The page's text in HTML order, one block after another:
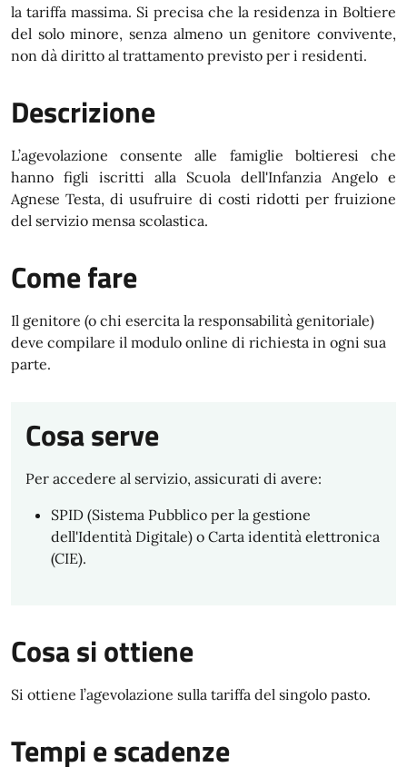
la tariffa massima. Si precisa che la residenza in Boltiere
del solo minore, senza almeno un genitore convivente,
non dà diritto al trattamento previsto per i residenti.
Descrizione
L’agevolazione consente alle famiglie boltieresi che
hanno figli iscritti alla Scuola dell'Infanzia Angelo e
Agnese Testa, di usufruire di costi ridotti per fruizione
del servizio mensa scolastica.
Come fare
Il genitore (o chi esercita la responsabilità genitoriale)
deve compilare il modulo online di richiesta in ogni sua
parte.
Cosa serve
Per accedere al servizio, assicurati di avere:
SPID (Sistema Pubblico per la gestione
dell'Identità Digitale) o Carta identità elettronica
(CIE).
Cosa si ottiene
Si ottiene l’agevolazione sulla tariffa del singolo pasto.
Tempi e scadenze